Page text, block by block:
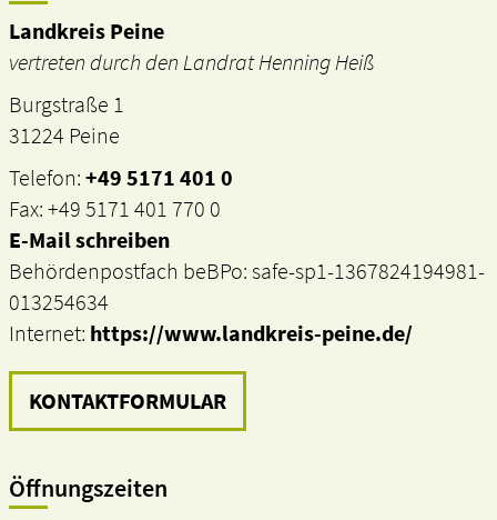
Landkreis Peine
vertreten durch den Landrat Henning Heiß
Burgstraße 1
31224 Peine
Telefon:+49 5171 401 0
Fax: +49 5171 401 770 0
E-Mail schreiben
Behördenpostfach beBPo: safe-sp1-1367824194981-
013254634
Internet: https://www.landkreis-peine.de/
KONTAKTFORMULAR
Öffnungszeiten